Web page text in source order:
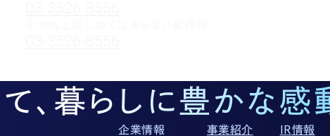
、暮らしに豊かな感
企業情報 事業紹介 IR情報